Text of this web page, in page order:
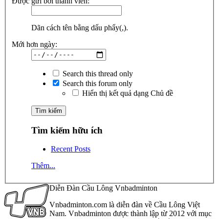
Dãn cách tên bằng dấu phẩy(,).
Mới hơn ngày:
Search this thread only
Search this forum only
Hiển thị kết quả dạng Chủ đề
Tìm kiếm hữu ích
Recent Posts
Thêm...
Diễn Đàn Cầu Lông Vnbadminton
Vnbadminton.com là diễn đàn về Cầu Lông Việt
Nam. Vnbadminton được thành lập từ 2012 với mục